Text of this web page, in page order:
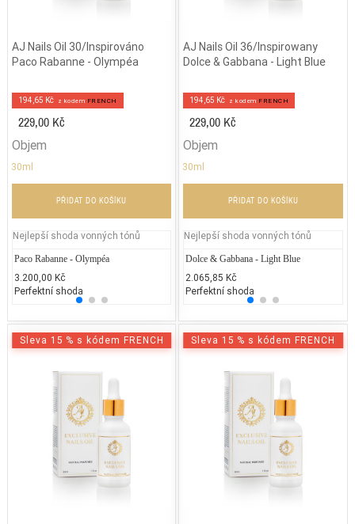
AJ Nails Oil 30/Inspirováno
Paco Rabanne - Olympéa
194,65 Kč z kodem FRENCH
229,00 Kč
Objem
30ml
PŘIDAT DO KOŠÍKU
Nejlepší shoda vonných tónů
Paco Rabanne - Olympéa
3.200,00 Kč
Perfektní shoda
Chanel - Coco Chanel
5.400,00 Kč
25% běžných vonných tónů
AJ Nails Oil 36/Inspirowany
Dolce & Gabbana - Light Blue
194,65 Kč z kodem FRENCH
229,00 Kč
Objem
30ml
PŘIDAT DO KOŠÍKU
Nejlepší shoda vonných tónů
Dolce & Gabbana - Light Blue
2.065,85 Kč
Perfektní shoda
Sleva 15 % s kódem FRENCH Sleva 15 % s kódem FRENCH